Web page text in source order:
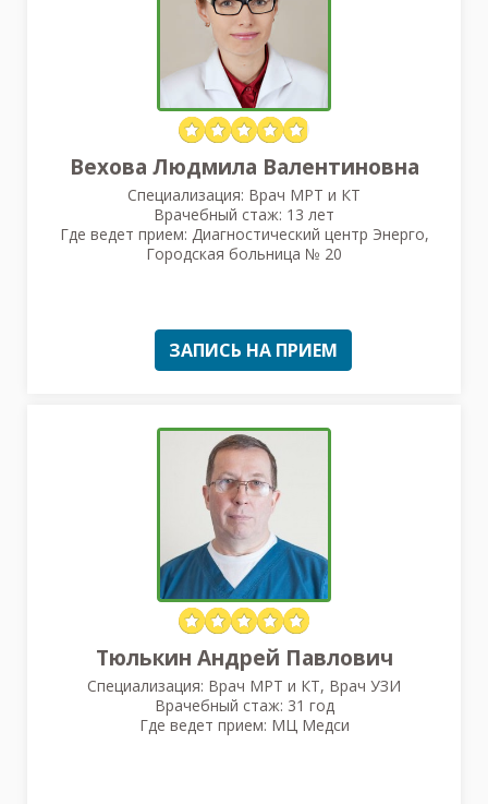
Вехова Людмила Валентиновна
Специализация: Врач МРТ и КТ
Врачебный стаж: 13 лет
Где ведет прием: Диагностический центр Энерго,
Городская больница № 20
ЗАПИСЬ НА ПРИЕМ
Тюлькин Андрей Павлович
Специализация: Врач МРТ и КТ, Врач УЗИ
Врачебный стаж: 31 год
Где ведет прием: МЦ Медси